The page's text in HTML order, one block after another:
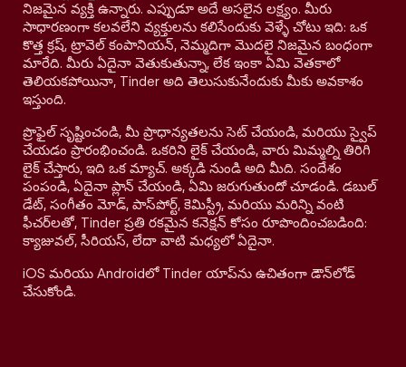
నిజమైన వ్యక్తి ఉన్నారు. ఎప్పుడూ అదే అసలైన లక్ష్యం. మీరు
సాధారణంగా కలవలేని వ్యక్తులను కలిసేందుకు వెళ్ళే చోటు ఇది: ఒక
కొత్త క్రష్, ట్రావెల్ కంపానియన్, నెమ్మదిగా మొదలై నిజమైన బంధంగా
మారేది. మీరు ఏదైనా వెతుకుతున్నా, లేక ఇంకా ఏమి వెతకాలో
తెలియకపోయినా, Tinder అది తెలుసుకునేందుకు మీకు అవకాశం
ఇస్తుంది.
ప్రొఫైల్ సృష్టించండి, మీ ప్రాధాన్యతలను సెట్ చేయండి, మరియు స్వైప్
చేయడం ప్రారంభించండి. ఒకరిని లైక్ చేయండి, వారు మిమ్మల్ని తిరిగి
లైక్ చేస్తారు, ఇది ఒక మ్యాచ్. అక్కడి నుండి అది మీది. సందేశం
పంపండి, ఏదైనా ప్లాన్ చేయండి, ఏమి జరుగుతుందో చూడండి. డబుల్
డేట్, సంగీతం మోడ్, పాస్‌పోర్ట్, కెమిస్ట్రీ, మరియు మరిన్ని వంటి
ఫీచర్‌లతో, Tinder ప్రతి రకమైన కనెక్షన్ కోసం రూపొందించబడింది:
క్యాజువల్, సీరియస్, లేదా వాటి మధ్యలో ఏదైనా.
iOS మరియు Androidలో Tinder యాప్‌ను ఉచితంగా డౌన్‌లోడ్
చేసుకోండి.